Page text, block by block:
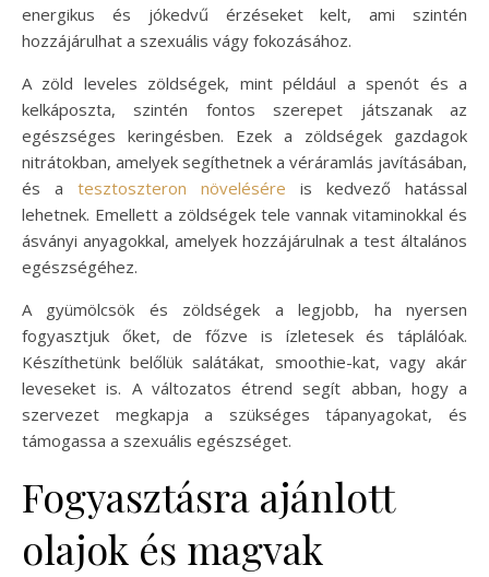
energikus és jókedvű érzéseket kelt, ami szintén
hozzájárulhat a szexuális vágy fokozásához.
A zöld leveles zöldségek, mint például a spenót és a
kelkáposzta, szintén fontos szerepet játszanak az
egészséges keringésben. Ezek a zöldségek gazdagok
nitrátokban, amelyek segíthetnek a véráramlás javításában,
és a tesztoszteron növelésére is kedvező hatással
lehetnek. Emellett a zöldségek tele vannak vitaminokkal és
ásványi anyagokkal, amelyek hozzájárulnak a test általános
egészségéhez.
A gyümölcsök és zöldségek a legjobb, ha nyersen
fogyasztjuk őket, de főzve is ízletesek és táplálóak.
Készíthetünk belőlük salátákat, smoothie-kat, vagy akár
leveseket is. A változatos étrend segít abban, hogy a
szervezet megkapja a szükséges tápanyagokat, és
támogassa a szexuális egészséget.
Fogyasztásra ajánlott
olajok és magvak